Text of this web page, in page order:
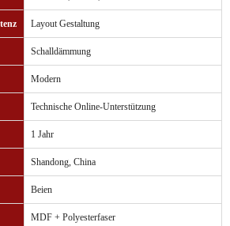
Layout Gestaltung
Schalldämmung
Modern
Technische Online-Unterstützung
1 Jahr
Shandong, China
Beien
MDF + Polyesterfaser